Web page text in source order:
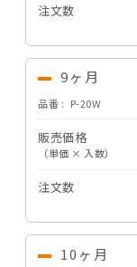
注文数
9ヶ月
品番 P-20W
販売価格
（単価 × 入数）
注文数
10ヶ月